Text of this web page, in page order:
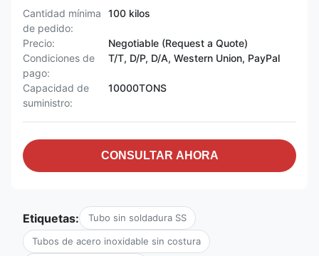
Cantidad mínima
de pedido:
100 kilos
Precio:
Negotiable (Request a Quote)
Condiciones de
pago:
T/T, D/P, D/A, Western Union, PayPal
Capacidad de
suministro:
10000TONS
CONSULTAR AHORA
Etiquetas: Tubo sin soldadura SS
Tubos de acero inoxidable sin costura